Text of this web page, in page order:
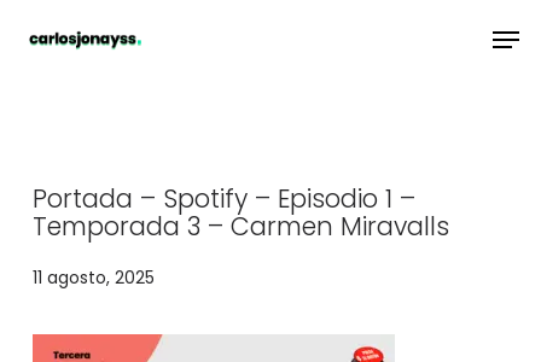
Portada – Spotify – Episodio 1 –
Temporada 3 – Carmen Miravalls
11 agosto, 2025